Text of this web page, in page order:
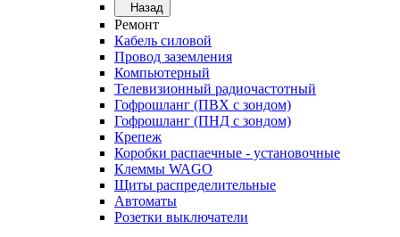
Назад
Ремонт
Кабель силовой
Провод заземления
Компьютерный
Телевизионный радиочастотный
Гофрошланг (ПВХ с зондом)
Гофрошланг (ПНД с зондом)
Крепеж
Коробки распаечные - установочные
Клеммы WAGO
Щиты распределительные
Автоматы
Розетки выключатели